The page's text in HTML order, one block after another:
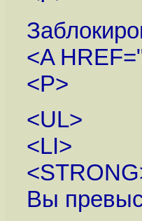
<A
<P>
<UL>
<LI>
Вы